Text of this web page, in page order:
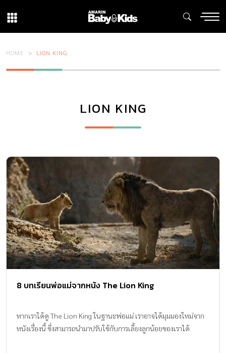
HOME LION KING
LION KING
8 บทเรียนพ่อแม่จากหนัง The Lion King
หากเราได้ดู The Lion King ในฐานะพ่อแม่ เราอาจได้มุมมองใหม่จาก
หนังเรื่องนี้ ซึ่งสามารถนำมาปรับใช้กับการเลี้ยงลูกน้อยของเราได้